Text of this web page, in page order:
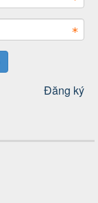
Đăng ký